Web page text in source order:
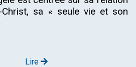
sa « seule vie et son
Lire